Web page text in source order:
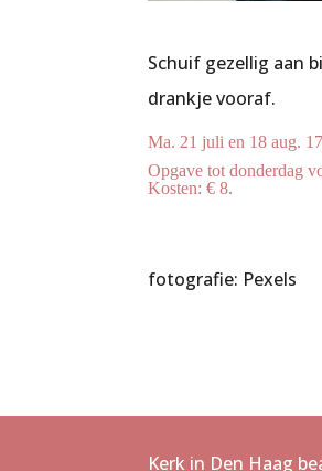
Schuif gezellig aan
drankje vooraf.
Ma. 21 juli en 18 aug.
Opgave tot donderdag
Kosten: € 8.
fotografie: Pexels
Kerk in Den Haag